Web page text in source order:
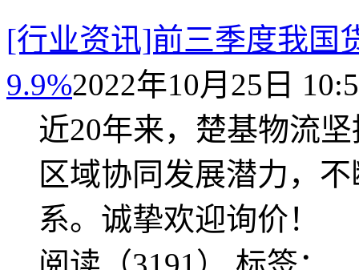
[行业资讯]前三季度我国
9.9%2022年10月25日
近20年来，楚基物流
区域协同发展潜力，
系。诚挚欢迎询价！